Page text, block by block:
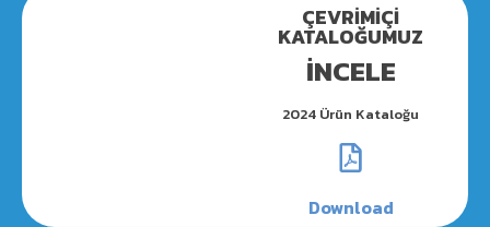
ÇEVRİMİÇİ
KATALOĞUMUZ
İNCELE
2024 Ürün Kataloğu
Download